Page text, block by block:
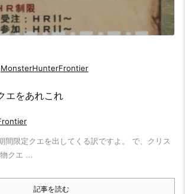
MonsterHunterFrontier
エをあれこれ
間限定クエを出してくる訳ですよ。 で、クリス
クエ ...
記事を読む